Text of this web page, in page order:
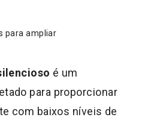
para ampliar
é um
para proporcionar
com baixos níveis de